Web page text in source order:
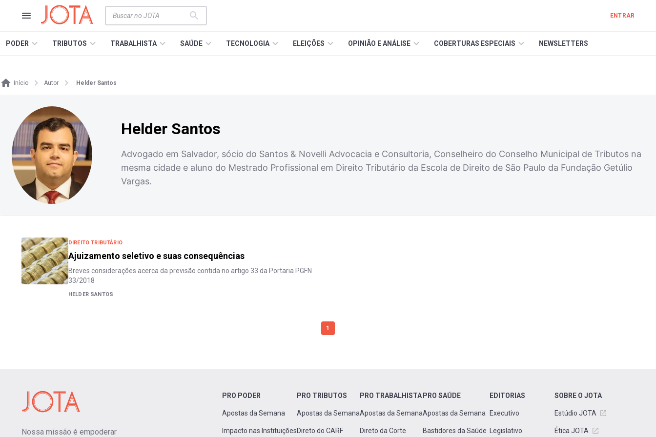
ENTRAR
PODER TRIBUTOS TRABALHISTA SAÚDE TECNOLOGIA ELEIÇÕES OPINIÃO E ANÁLISE COBERTURAS ESPECIAIS NEWSLETTERS
Início Autor Helder Santos
Helder Santos
Advogado em Salvador, sócio do Santos & Novelli Advocacia e Consultoria, Conselheiro do Conselho Municipal de Tributos na
mesma cidade e aluno do Mestrado Profissional em Direito Tributário da Escola de Direito de São Paulo da Fundação Getúlio
Vargas.
DIREITO TRIBUTÁRIO
Ajuizamento seletivo e suas consequências
Breves considerações acerca da previsão contida no artigo 33 da Portaria PGFN
33/2018
HELDER SANTOS
1
Nossa missão é empoderar
PRO PODER
Apostas da Semana
Impacto nas Instituições
PRO TRIBUTOS
Apostas da Semana
Direto do CARF
PRO TRABALHISTA
Apostas da Semana
Direto da Corte
PRO SAÚDE
Apostas da Semana
Bastidores da Saúde
EDITORIAS
Executivo
Legislativo
SOBRE O JOTA
Estúdio JOTA
Ética JOTA